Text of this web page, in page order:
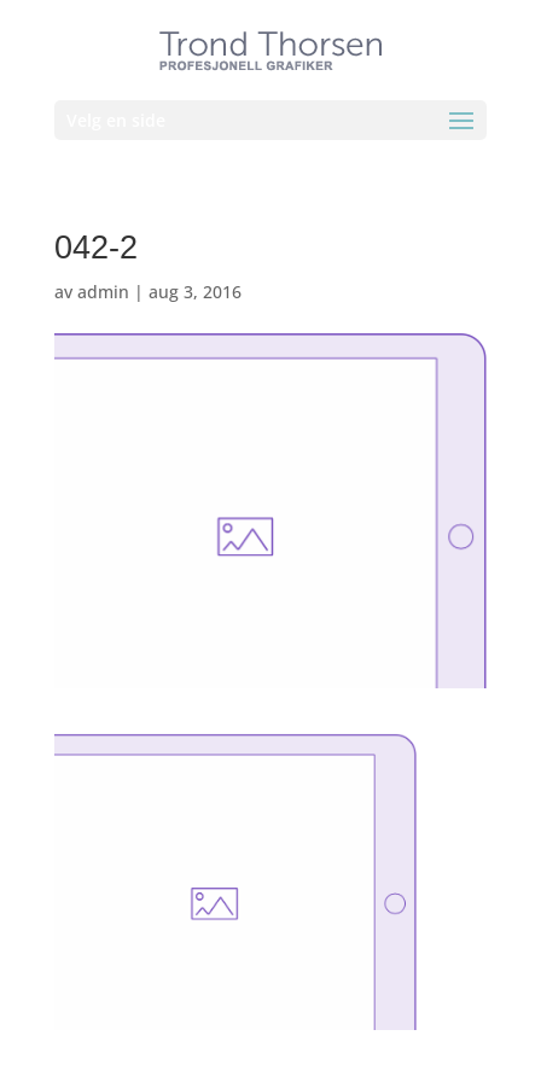
042-2
av admin | aug 3, 2016